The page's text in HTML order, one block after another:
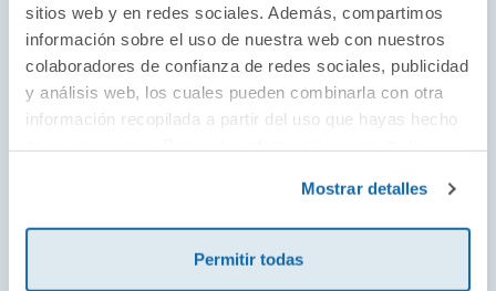
sitios web y en redes sociales. Además, compartimos
información sobre el uso de nuestra web con nuestros
colaboradores de confianza de redes sociales, publicidad
y análisis web, los cuales pueden combinarla con otra
información recopilada a partir del uso que hayas hecho
Mostrar detalles
Permitir todas
Osito Tito. Emergencia al volante
Osito Tito. Vamos de viaje
Osito Tito. La casa encantada
Osito Tito. Misión espacial
Osito Tito. Bomberos al rescate
Osito Tito. Un día en la granja
Osito Tito. ¡Vamos a jugar!